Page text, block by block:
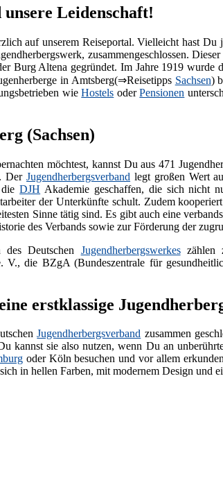
Leidenschaft!
auf unserem Reiseportal. Vielleicht hast
zusammengeschlossen.
Burg Altena gegründet. Im Jahre 1919 wurde
in Amtsberg(⇒Reisetipps Sachsen)
wieHostels oderPensionen
(Sachsen)
möchtest, kannst Du aus 471
DerJugendherbergsverband legt großen Wert
dieDJH Akademie geschaffen, die sich nicht
der Unterkünfte schult. Zudem
Sinne tätig sind. Es gibt auch eine
des Verbands sowie zur Förderung der
des Deutschen Jugendherbergswerkeszählen
V., die BZgA (Bundeszentrale für
erstklassige
Jugendherbergsverband zusammen
kannst sie also nutzen, wenn Du an
oder Köln besuchen und vor allem
in hellen Farben, mit modernem Design